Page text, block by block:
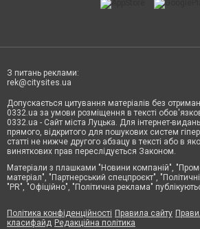
З питань реклами:
rek@citysites.ua
Допускається цитування матеріалів без
0332.ua за умови розміщення в тексті
0332.ua - Сайт міста Луцька. Для інтернет-
прямого, відкритого для пошукових систем
статті не нижче другого абзацу в тексті або в
виняткових прав переслідується Законом.
Матеріали з плашками "Новини компаній",
матеріал", "Партнерський спецпроєкт",
"PR", "Офіційно", "Політична реклама"
Політика конфіденційності Правила сайту
класифайд Редакційна політика